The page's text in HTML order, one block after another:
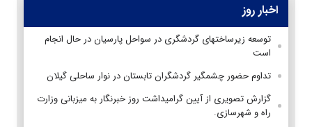
اخبار روز
توسعه زیرساختهای گردشگری در سواحل پارسیان در حال انجام
است
تداوم حضور چشمگیر گردشگران تابستان در نوار ساحلی گیلان
گزارش تصویری از آیین گرامیداشت روز خبرنگار به میزبانی وزارت
راه و شهرسازی.